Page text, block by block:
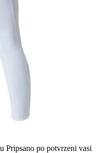
Pripsano po potvrzeni vasi